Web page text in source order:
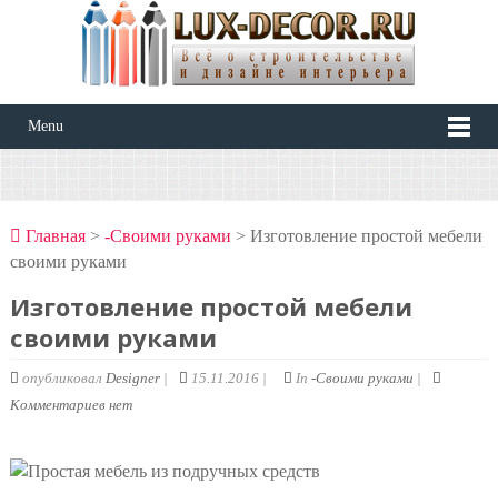
Menu
Главная> -Своими руками > Изготовление простой мебели
своими руками
Изготовление простой мебели
своими руками
опубликовал Designer| 15.11.2016 | In -Своими руками |
Комментариев нет